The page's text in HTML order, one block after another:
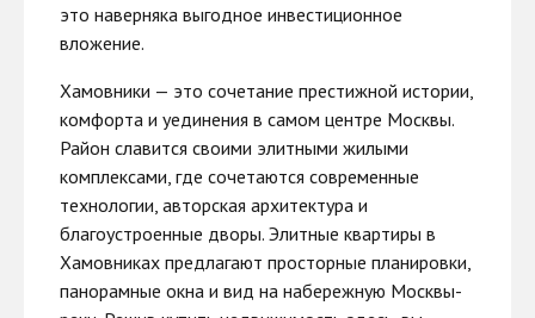
это наверняка выгодное инвестиционное
вложение.
Хамовники — это сочетание престижной истории,
комфорта и уединения в самом центре Москвы.
Район славится своими элитными жилыми
комплексами, где сочетаются современные
технологии, авторская архитектура и
благоустроенные дворы. Элитные квартиры в
Хамовниках предлагают просторные планировки,
панорамные окна и вид на набережную Москвы-